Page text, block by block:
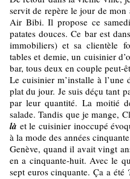
servit de repère le jour de
Air Bibi. Il propose ce
patates douces. Ce bar est
immobiliers) et sa clientèle
tables et demie, un cuisinier
bar, tous deux en couple peut-
Le cuisinier m’installe à l’une
plat du jour. Je suis déçu tant
par leur quantité. La moitié
salade. Tandis que je mange,
là et le cuisinier inoccupé
à la mode des années
Genève, quand il avait vingt
en a cinquante-huit. Avec le
sept euros cinquante. Ça a